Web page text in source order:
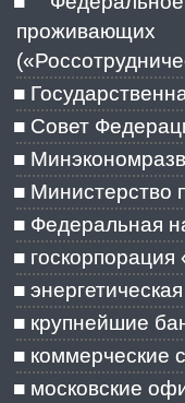
Совет
Министерство
Федеральная
госкорпорация
крупнейшие
коммерческие
московские